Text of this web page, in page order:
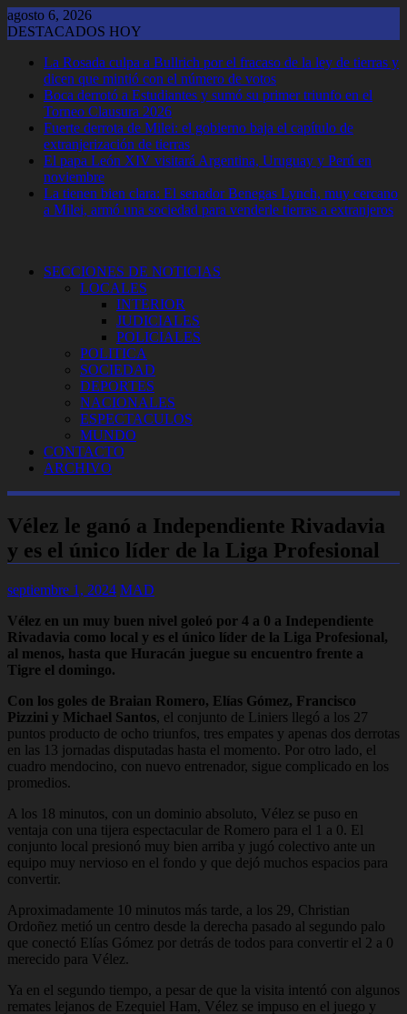
Saltar
al
agosto 6, 2026
DESTACADOS HOY
La Rosada culpa a Bullrich por el fracaso de la ley de tierras y
dicen que mintió con el número de votos
Boca derrotó a Estudiantes y sumó su primer triunfo en el
Torneo Clausura 2026
Fuerte derrota de Milei: el gobierno baja el capítulo de
extranjerización de tierras
El papa León XIV visitará Argentina, Uruguay y Perú en
noviembre
La tienen bien clara: El senador Benegas Lynch, muy cercano
a Milei, armó una sociedad para venderle tierras a extranjeros
SECCIONES DE NOTICIAS
LOCALES
INTERIOR
JUDICIALES
POLICIALES
POLITICA
SOCIEDAD
DEPORTES
NACIONALES
ESPECTACULOS
MUNDO
CONTACTO
ARCHIVO
Vélez le ganó a Independiente Rivadavia
y es el único líder de la Liga Profesional
septiembre 1, 2024 MAD
Vélez en un muy buen nivel goleó por 4 a 0 a Independiente
Rivadavia como local y es el único líder de la Liga Profesional,
al menos, hasta que Huracán juegue su encuentro frente a
Tigre el domingo.
Con los goles de Braian Romero, Elías Gómez, Francisco
Pizzini y Michael Santos, el conjunto de Liniers llegó a los 27
puntos producto de ocho triunfos, tres empates y apenas dos derrotas
en las 13 jornadas disputadas hasta el momento. Por otro lado, el
cuadro mendocino, con nuevo entrenador, sigue complicado en los
promedios.
A los 18 minutos, con un dominio absoluto, Vélez se puso en
ventaja con una tijera espectacular de Romero para el 1 a 0. El
conjunto local presionó muy bien arriba y jugó colectivo ante un
equipo muy nervioso en el fondo y que dejó muchos espacios para
convertir.
Aproximadamente 10 minutos más tarde, a los 29, Christian
Ordoñez metió un centro desde la derecha pasado al segundo palo
que conectó Elías Gómez por detrás de todos para convertir el 2 a 0
merecido para Vélez.
Ya en el segundo tiempo, a pesar de que la visita intentó con algunos
remates lejanos de Ezequiel Ham, Vélez se impuso en el juego y